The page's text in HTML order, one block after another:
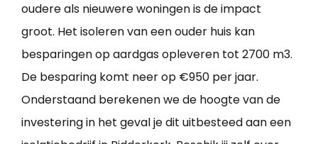
oudere als nieuwere woningen is de impact
groot. Het isoleren van een ouder huis kan
besparingen op aardgas opleveren tot 2700 m3.
De besparing komt neer op €950 per jaar.
Onderstaand berekenen we de hoogte van de
investering in het geval je dit uitbesteed aan een